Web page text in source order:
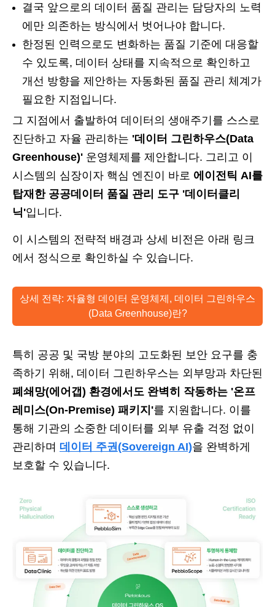
결국 앞으로의 데이터 품질 관리는 담당자의 노력
에만 의존하는 방식에서 벗어나야 합니다.
한정된 인력으로도 변화하는 품질 기준에 대응할
수 있도록, 데이터 상태를 지속적으로 확인하고
개선 방향을 제안하는 자동화된 품질 관리 체계가
필요한 지점입니다.
그 지점에서 출발하여 데이터의 생애주기를 스스로
진단하고 자율 관리하는 '데이터 그린하우스(Data
Greenhouse)' 운영체제를 제안합니다. 그리고 이
시스템의 심장이자 핵심 엔진이 바로 에이전틱 AI를
탑재한 공공데이터 품질 관리 도구 '데이터클리
닉'입니다.
이 시스템의 전략적 배경과 상세 비전은 아래 링크
에서 정식으로 확인하실 수 있습니다.
상세 전략: 자율형 데이터 운영체제, 데이터 그린하우스
(Data Greenhouse)란?
특히 공공 및 국방 분야의 고도화된 보안 요구를 충
족하기 위해, 데이터 그린하우스는 외부망과 차단된
폐쇄망(에어갭) 환경에서도 완벽히 작동하는 '온프
레미스(On-Premise) 패키지'를 지원합니다. 이를
통해 기관의 소중한 데이터를 외부 유출 걱정 없이
관리하며 데이터 주권(Sovereign AI)을 완벽하게
보호할 수 있습니다.